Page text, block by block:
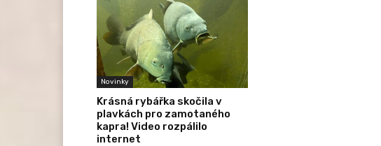
Novinky
Krásná rybářka skočila v
plavkách pro zamotaného
kapra! Video rozpálilo
internet